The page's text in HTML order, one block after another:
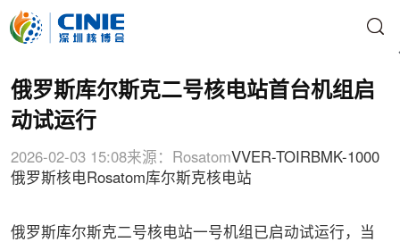
俄罗斯库尔斯克二号核电站首台机组启
动试运行
2026-02-03 15:08来源：RosatomVVER-TOI RBMK-1000
俄罗斯核电 Rosatom库尔斯克核电站
俄罗斯库尔斯克二号核电站一号机组已启动试运行，当